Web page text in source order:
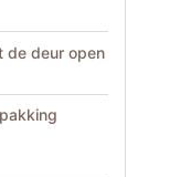
de deur open